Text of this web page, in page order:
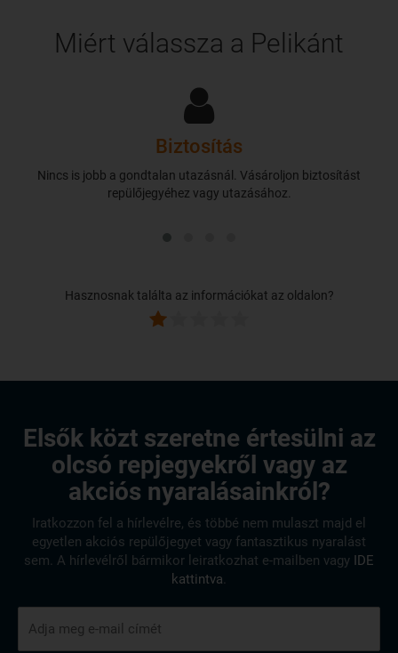
Miért válassza a Pelikánt
Biztosítás
Nincs is jobb a gondtalan utazásnál. Vásároljon biztosítást
repülőjegyéhez vagy utazásához.
Hasznosnak találta az információkat az oldalon?
Elsők közt szeretne értesülni az
olcsó repjegyekről vagy az
akciós nyaralásainkról?
Iratkozzon fel a hírlevélre, és többé nem mulaszt majd el
egyetlen akciós repülőjegyet vagy fantasztikus nyaralást
sem. A hírlevélről bármikor leiratkozhat e-mailben vagy IDE
kattintva.